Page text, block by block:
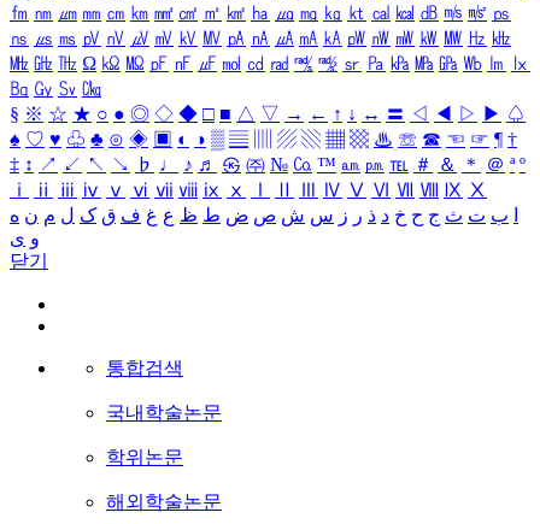
㎙ ㎚ ㎛ ㎜ ㎝ ㎞ ㎟ ㎠ ㎡ ㎢ ㏊ ㎍ ㎎ ㎏ ㏏ ㎈ ㎉ ㏈ ㎧ ㎨ ㎰
㎱ ㎲ ㎳ ㎴ ㎵ ㎶ ㎷ ㎸ ㎹ ㎀ ㎁ ㎂ ㎃ ㎄ ㎺ ㎻ ㎽ ㎾ ㎿ ㎐ ㎑
㎒ ㎓ ㎔ Ω ㏀ ㏁ ㎊ ㎋ ㎌ ㏖ ㏅ ㎭ ㎮ ㎯ ㏛ ㎩ ㎪ ㎫ ㎬ ㏝ ㏐
㏓
㏃ ㏉ ㏜ ㏆
§ ※ ☆ ★ ○ ● ◎ ◇ ◆ □ ■ △ ▽ → ← ↑ ↓ ↔ 〓 ◁ ◀ ▷ ▶ ♤
♠ ♡ ♥ ♧ ♣ ⊙ ◈ ▣ ◐ ◑ ▒ ▤ ▨ ▧ ▦ ▩ ♨ ☏ ☎ ☜ ☞ ¶ †
‡ ↕ ↗ ↙ ↖ ↘ ♭ ♩ ♪ ♬ ㉿ ㈜ № ㏇ ™ ㏂ ㏘ ℡ ＃ ＆ ＊ ＠ ª º
ⅰ
ⅱ ⅲ ⅳ ⅴ ⅵ ⅶ ⅷ ⅸ ⅹ Ⅳ Ⅴ Ⅵ Ⅶ Ⅷ Ⅸ Ⅹ
ب ت ث ج ح خ د ذ ر ز س ش ص ض ط ظ ع غ ف ق ک ل م ن ه
و ی
닫기
통합검색
국내학술논문
학위논문
해외학술논문